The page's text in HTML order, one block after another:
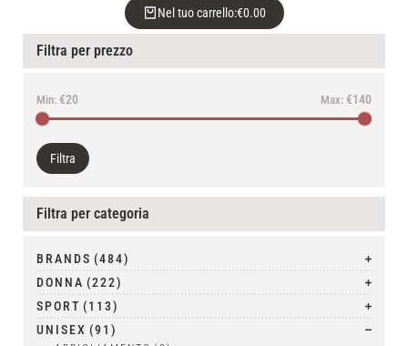
Nel tuo carrello:€0.00
Filtra per prezzo
Min: €20 Max: €140
Filtra
Filtra per categoria
BRANDS (484)
DONNA (222)
SPORT (113)
UNISEX (91)